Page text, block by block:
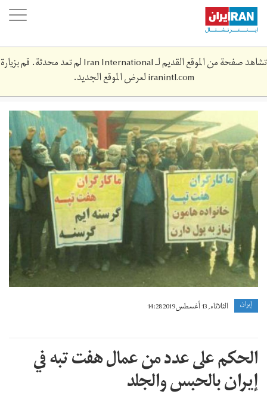
Skip
main
content
تشاهد صفحة من الموقع القديم لـ Iran International لم تعد محدثة. قم بزيارة
iranintl.comلعرض الموقع الجديد.
haft-
tabeh-
1397-
d.jpg
إيران الثلاثاء, 13 أغسطس 2019 14:28
الحكم على عدد من عمال هفت تبه في
إيران بالحبس والجلد